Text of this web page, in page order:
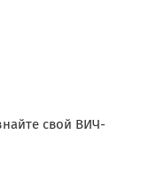
свой ВИЧ-